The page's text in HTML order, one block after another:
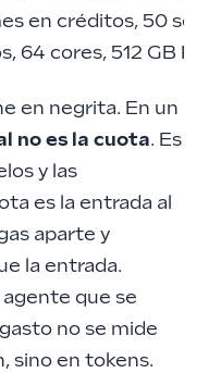
en créditos, 50
64 cores, 512 GB
en negrita. En un
no es la cuota. Es
y las
es la entrada al
aparte y
la entrada.
que se
no se mide
sino en tokens.